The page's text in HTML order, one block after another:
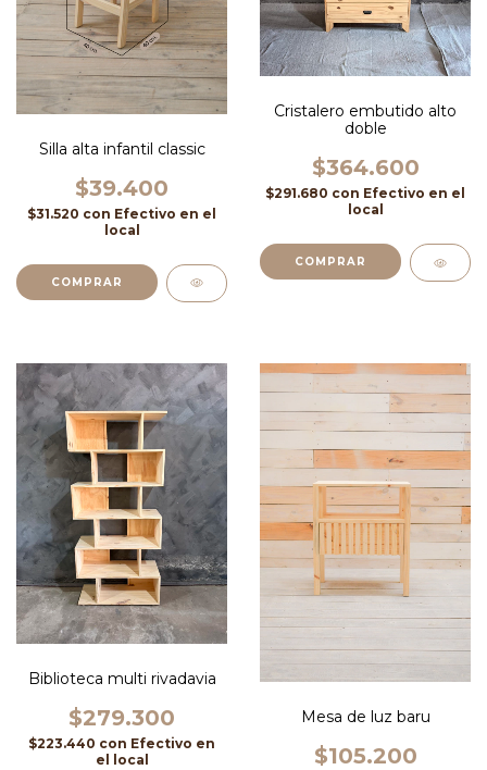
Silla alta infantil classic
$39.400
$31.520 con Efectivo en el
local
Cristalero embutido alto
doble
$364.600
$291.680 con Efectivo en el
local
COMPRAR
Biblioteca multi rivadavia
$279.300
$223.440 con Efectivo en
el local
Mesa de luz baru
$105.200